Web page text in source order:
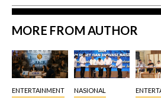
MORE FROM AUTHOR
ENTERTAINMENT NASIONAL